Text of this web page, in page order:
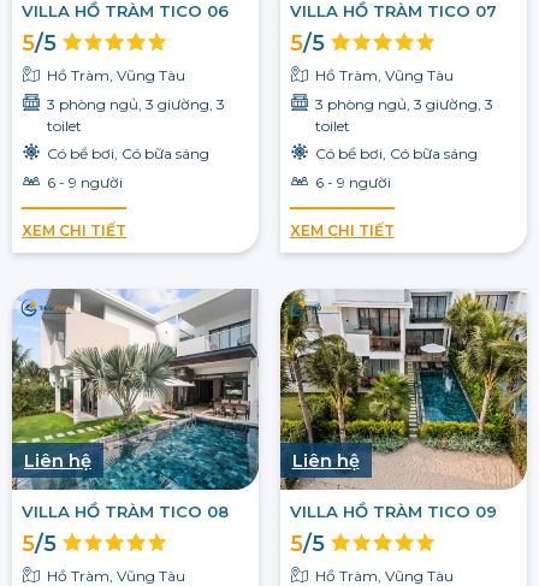
VILLA HỒ TRÀM TICO 06
5/5
Hồ Tràm, Vũng Tàu
3 phòng ngủ, 3 giường, 3
toilet
Có bể bơi, Có bữa sáng
6 - 9 người
XEM CHI TIẾT
VILLA HỒ TRÀM TICO 07
5/5
Hồ Tràm, Vũng Tàu
3 phòng ngủ, 3 giường, 3
toilet
Có bể bơi, Có bữa sáng
6 - 9 người
XEM CHI TIẾT
Liên hệ
VILLA HỒ TRÀM TICO 08
5/5
Hồ Tràm, Vũng Tàu
Liên hệ
VILLA HỒ TRÀM TICO 09
5/5
Hồ Tràm, Vũng Tàu